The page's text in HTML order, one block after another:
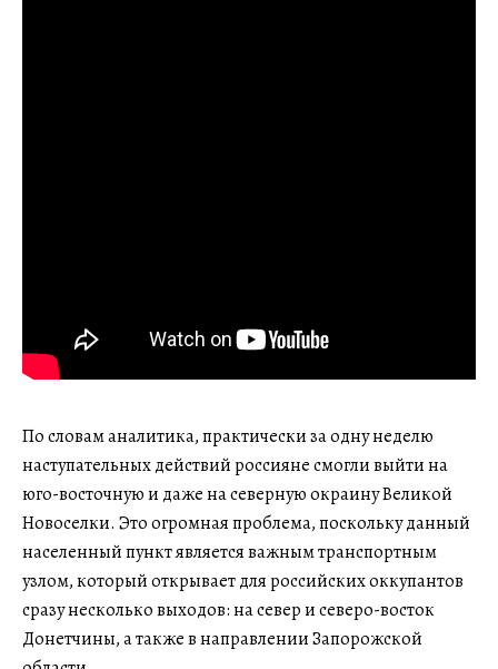
По словам аналитика, практически за одну неделю
наступательных действий россияне смогли выйти на
юго-восточную и даже на северную окраину Великой
Новоселки. Это огромная проблема, поскольку данный
населенный пункт является важным транспортным
узлом, который открывает для российских оккупантов
сразу несколько выходов: на север и северо-восток
Донетчины, а также в направлении Запорожской